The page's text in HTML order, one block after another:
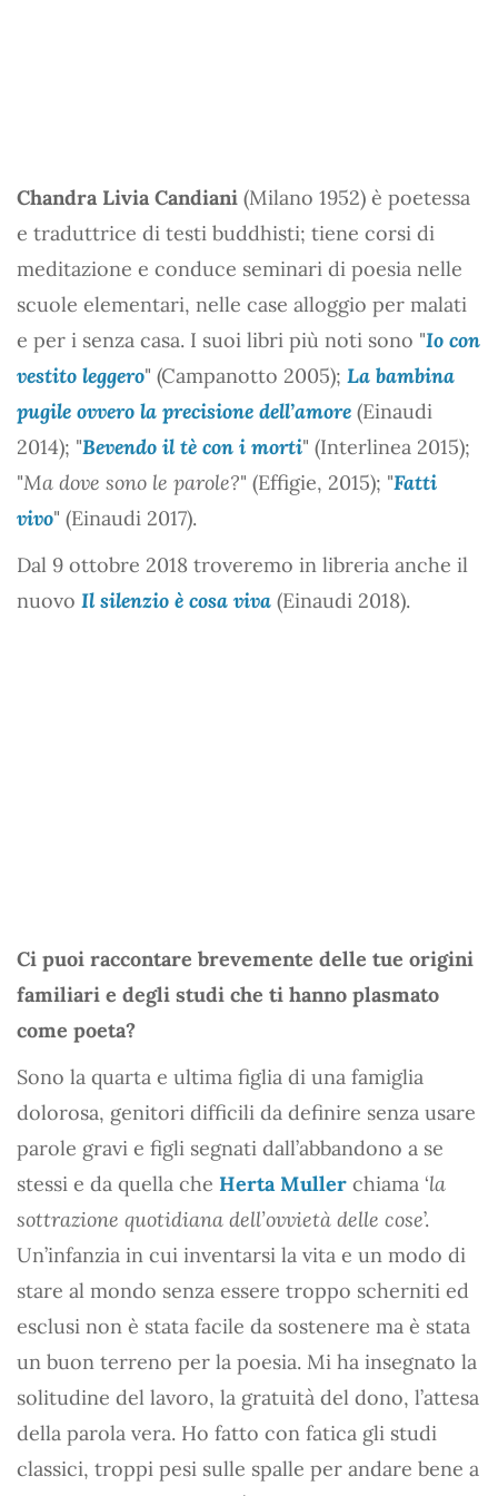
Chandra Livia Candiani (Milano 1952) è poetessa
e traduttrice di testi buddhisti; tiene corsi di
meditazione e conduce seminari di poesia nelle
scuole elementari, nelle case alloggio per malati
e per i senza casa. I suoi libri più noti sono "Io con
vestito leggero" (Campanotto 2005); La bambina
pugile ovvero la precisione dell’amore (Einaudi
2014); "Bevendo il tè con i morti" (Interlinea 2015);
"Ma dove sono le parole?" (Effigie, 2015); "Fatti
vivo" (Einaudi 2017).
Dal 9 ottobre 2018 troveremo in libreria anche il
nuovo Il silenzio è cosa viva (Einaudi 2018).
Ci puoi raccontare brevemente delle tue origini
familiari e degli studi che ti hanno plasmato
come poeta?
Sono la quarta e ultima figlia di una famiglia
dolorosa, genitori difficili da definire senza usare
parole gravi e figli segnati dall’abbandono a se
stessi e da quella che Herta Muller chiama ‘la
sottrazione quotidiana dell’ovvietà delle cose’.
Un’infanzia in cui inventarsi la vita e un modo di
stare al mondo senza essere troppo scherniti ed
esclusi non è stata facile da sostenere ma è stata
un buon terreno per la poesia. Mi ha insegnato la
solitudine del lavoro, la gratuità del dono, l’attesa
della parola vera. Ho fatto con fatica gli studi
classici, troppi pesi sulle spalle per andare bene a